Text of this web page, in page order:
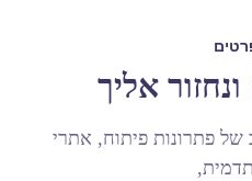
אליך
של פתרונות פיתוח, אתרי